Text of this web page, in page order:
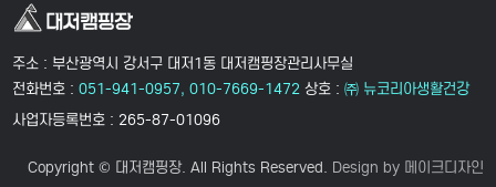
주소 : 부산광역시 강서구 대저1동 대저캠핑장관리사무실
전화번호 :051-941-0957, 010-7669-1472 상호 :㈜ 뉴코리아생활건강
사업자등록번호 : 265-87-01096
Copyright © 대저캠핑장. All Rights Reserved. Design by 메이크디자인